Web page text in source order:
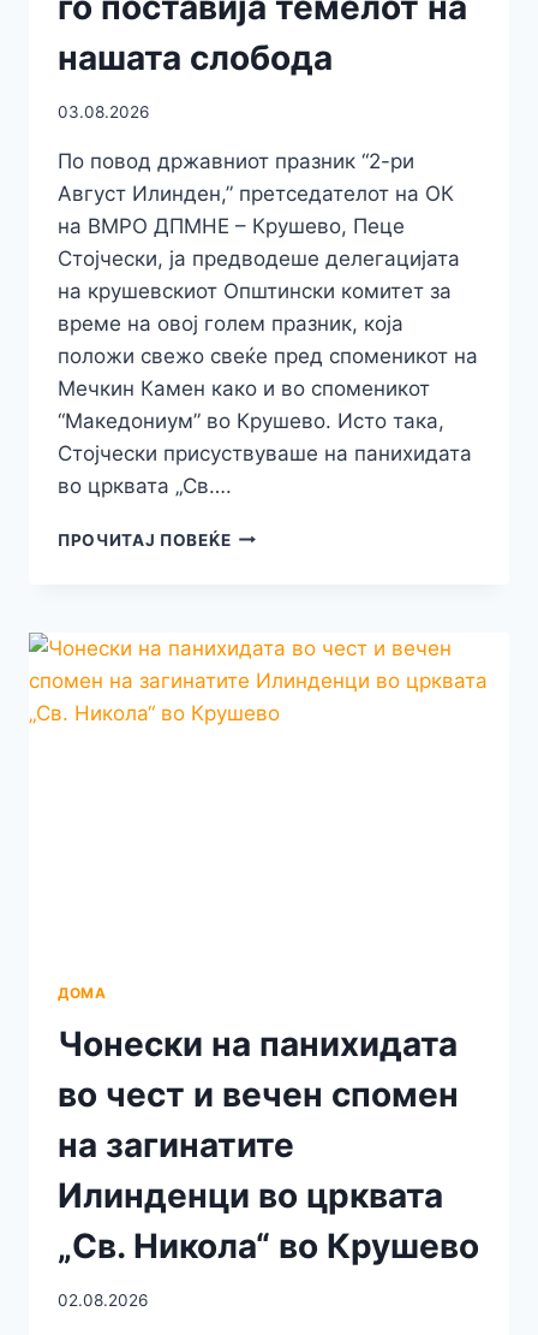
нашата слобода
03.08.2026
По повод државниот празник “2-ри
Август Илинден,” претседателот на ОК
на ВМРО ДПМНЕ – Крушево, Пеце
Стојчески, ја предводеше делегацијата
на крушевскиот Општински комитет за
време на овој голем празник, која
положи свежо свеќе пред споменикот на
Мечкин Камен како и во споменикот
“Македониум” во Крушево. Исто така,
Стојчески присуствуваше на панихидата
во црквата „Св….
ПРОЧИТАЈ ПОВЕЌЕСТОЈЧЕСКИ:
НА
НАШАТА
СЛОБОДА
ДОМА
Чонески на панихидата
во чест и вечен спомен
на загинатите
Илинденци во црквата
„Св. Никола“ во Крушево
02.08.2026